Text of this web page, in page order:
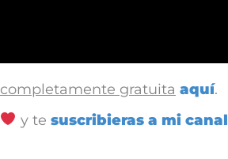
completamente gratuita aquí.
y te suscribieras a mi canal